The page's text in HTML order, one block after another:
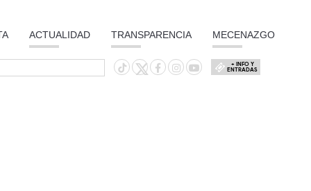
ACTUALIDAD TRANSPARENCIA MECENAZGO
+ INFO Y
ENTRADAS